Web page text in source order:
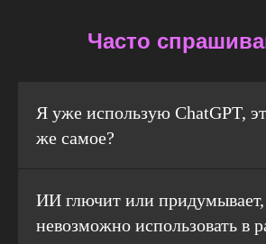
Часто
Я уже использую ChatGPT,
же самое?
ИИ глючит или придумывает,
невозможно использовать в